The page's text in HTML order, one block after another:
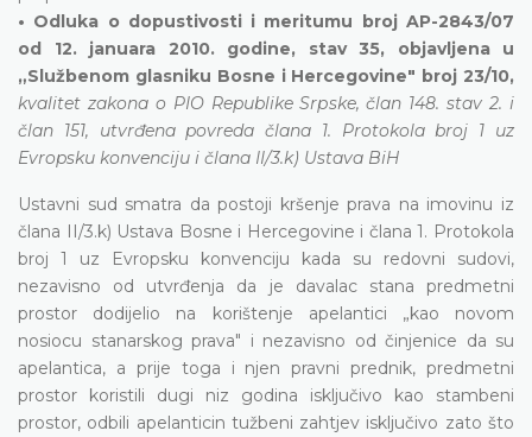
• Odluka o dopustivosti i meritumu broj AP-2843/07
od 12. januara 2010. godine, stav 35, objavljena u
„Službenom glasniku Bosne i Hercegovine" broj 23/10,
kvalitet zakona o PIO Republike Srpske, član 148. stav 2. i
član 151, utvrđena povreda člana 1. Protokola broj 1 uz
Evropsku konvenciju i člana II/3.k) Ustava BiH
Ustavni sud smatra da postoji kršenje prava na imovinu iz
člana II/3.k) Ustava Bosne i Hercegovine i člana 1. Protokola
broj 1 uz Evropsku konvenciju kada su redovni sudovi,
nezavisno od utvrđenja da je davalac stana predmetni
prostor dodijelio na korištenje apelantici „kao novom
nosiocu stanarskog prava" i nezavisno od činjenice da su
apelantica, a prije toga i njen pravni prednik, predmetni
prostor koristili dugi niz godina isključivo kao stambeni
prostor, odbili apelanticin tužbeni zahtjev isključivo zato što